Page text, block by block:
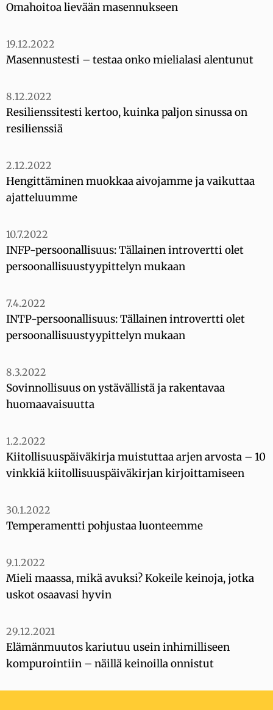
Omahoitoa lievään masennukseen
Masennustesti – testaa onko mielialasi alentunut
19.12.2022
Resilienssitesti kertoo, kuinka paljon sinussa on
resilienssiä
8.12.2022
Hengittäminen muokkaa aivojamme ja vaikuttaa
ajatteluumme
2.12.2022
INFP-persoonallisuus: Tällainen introvertti olet
persoonallisuustyypittelyn mukaan
10.7.2022
INTP-persoonallisuus: Tällainen introvertti olet
persoonallisuustyypittelyn mukaan
7.4.2022
Sovinnollisuus on ystävällistä ja rakentavaa
huomaavaisuutta
8.3.2022
Kiitollisuuspäiväkirja muistuttaa arjen arvosta – 10
vinkkiä kiitollisuuspäiväkirjan kirjoittamiseen
1.2.2022
Temperamentti pohjustaa luonteemme
30.1.2022
Mieli maassa, mikä avuksi? Kokeile keinoja, jotka
uskot osaavasi hyvin
9.1.2022
Elämänmuutos kariutuu usein inhimilliseen
kompurointiin – näillä keinoilla onnistut
29.12.2021